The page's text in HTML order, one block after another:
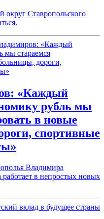
округ Ставропольского
«Каждый
рубль мы
в новые
спортивные
Владимира
в непростых новых